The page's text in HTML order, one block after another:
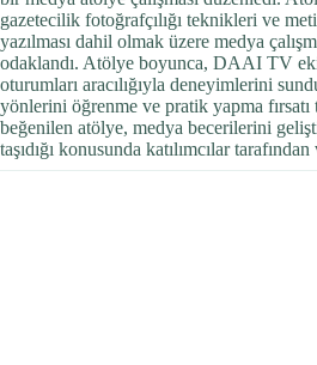
gazetecilik fotoğrafçılığı teknikleri ve
yazılması dahil olmak üzere medya
odaklandı. Atölye boyunca, DAAI TV
oturumları aracılığıyla deneyimlerini
yönlerini öğrenme ve pratik yapma fırsatı
beğenilen atölye, medya becerilerini
taşıdığı konusunda katılımcılar